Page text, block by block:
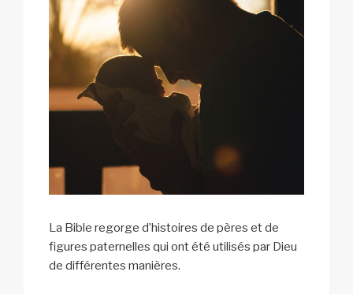
La Bible regorge d’histoires de pères et de
figures paternelles qui ont été utilisés par Dieu
de différentes manières.